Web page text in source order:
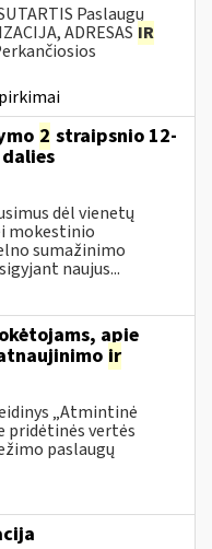
Paslaugų
ADRESAS IR
2 straipsnio 12-
dalies
dėl vienetų
mokestinio
sumažinimo
naujus...
apie
ir
„Atmintinė
pridėtinės vertės
paslaugų